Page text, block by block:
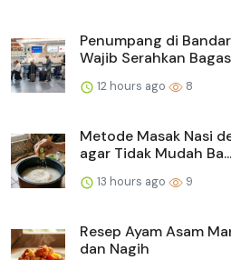
Penumpang di
Wajib Serahkan
12 hours ago 8
Metode Masak Nasi
agar Tidak Mudah Ba...
13 hours ago 9
Resep Ayam Asam
dan Nagih